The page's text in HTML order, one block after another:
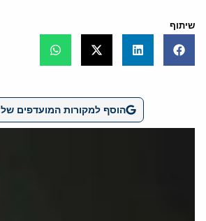
שיתוף
הוסף למקורות המועדפים של Google